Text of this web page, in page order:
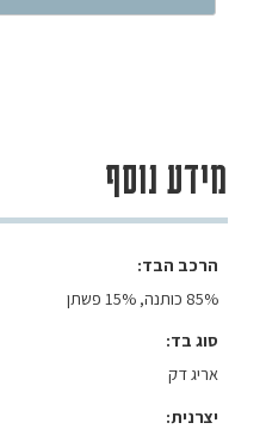
מידע נוסף
הרכב הבד
85% כותנה, 15% פשתן
סוג בד
אריג דק
יצרנית